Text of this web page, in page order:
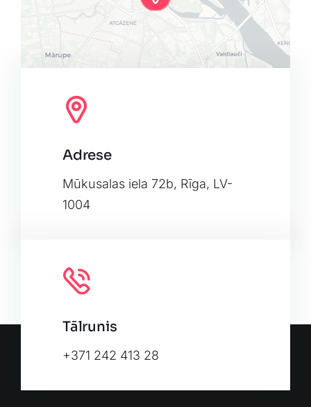
OpenStreetMap, under ODbL.
Adrese
Mūkusalas iela 72b, Rīga, LV-
1004
Tālrunis
+371 242 413 28